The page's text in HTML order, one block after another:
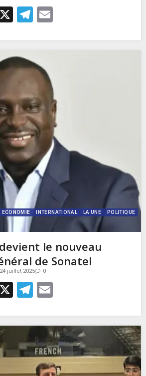
X Telegram
ECONOMIE INTERNATIONAL LA UNE
POLITIQUE
le nouveau
de Sonatel
24 juillet 2025 0
X Telegram